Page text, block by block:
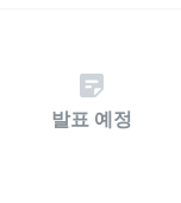
발표 예정